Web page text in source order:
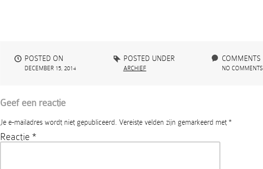
POSTED ON
DECEMBER 15, 2014
POSTED UNDER
ARCHIEF
COMMENTS
NO COMMENTS
Geef een reactie
Je e-mailadres wordt niet gepubliceerd. Vereiste velden zijn gemarkeerd met *
Reactie *